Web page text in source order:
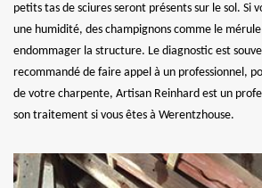
petits tas de sciures seront présents sur le sol. Si
une humidité, des champignons comme le
endommager la structure. Le diagnostic est
recommandé de faire appel à un professionnel,
de votre charpente, Artisan Reinhard est un
son traitement si vous êtes à Werentzhouse.